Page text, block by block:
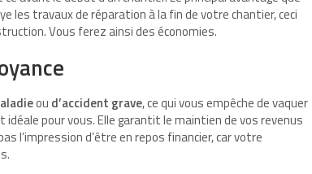
les travaux de réparation à la fin de votre chantier, ceci
Vous ferez ainsi des économies.
ou d’accident grave, ce qui vous empêche de vaquer
idéale pour vous. Elle garantit le maintien de vos revenus
l’impression d’être en repos financier, car votre